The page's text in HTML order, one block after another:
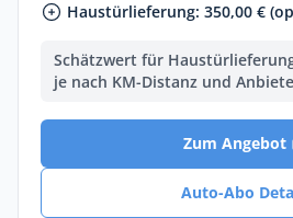
Haustürlieferung: 350,00 €
Schätzwert für
je nach KM-Distanz und
Zum Angebot
Auto-Abo